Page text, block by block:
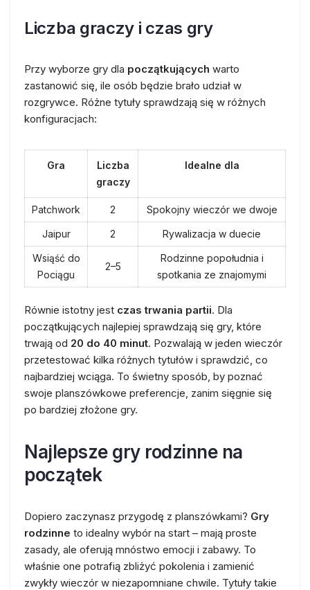
Liczba graczy i czas gry
Przy wyborze gry dla początkujących warto
zastanowić się, ile osób będzie brało udział w
rozgrywce. Różne tytuły sprawdzają się w różnych
konfiguracjach:
Gra
Liczba
graczy
Idealne dla
Patchwork 2 Spokojny wieczór we dwoje
Jaipur 2 Rywalizacja w duecie
Wsiąść do
Pociągu
2–5
Rodzinne popołudnia i
spotkania ze znajomymi
Równie istotny jest czas trwania partii. Dla
początkujących najlepiej sprawdzają się gry, które
trwają od 20 do 40 minut. Pozwalają w jeden wieczór
przetestować kilka różnych tytułów i sprawdzić, co
najbardziej wciąga. To świetny sposób, by poznać
swoje planszówkowe preferencje, zanim sięgnie się
po bardziej złożone gry.
Najlepsze gry rodzinne na
początek
Dopiero zaczynasz przygodę z planszówkami? Gry
rodzinne to idealny wybór na start – mają proste
zasady, ale oferują mnóstwo emocji i zabawy. To
właśnie one potrafią zbliżyć pokolenia i zamienić
zwykły wieczór w niezapomniane chwile. Tytuły takie